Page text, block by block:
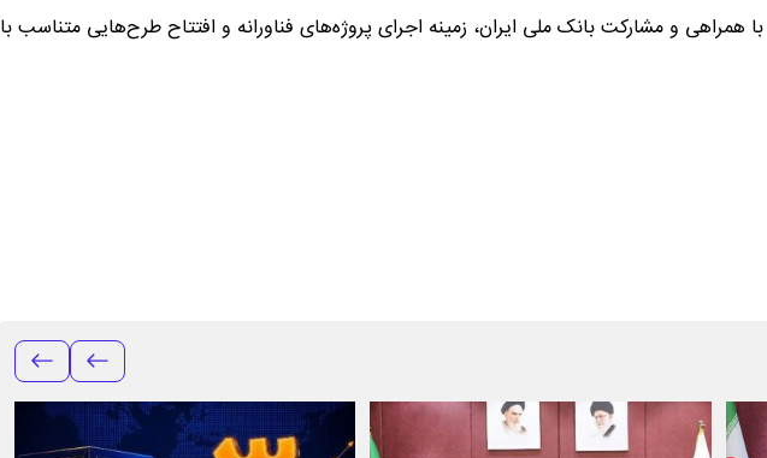
همراهی و مشارکت بانک ملی ایران، زمینه اجرای پروژه‌های فناورانه و افتتاح طرح‌هایی متناسب با